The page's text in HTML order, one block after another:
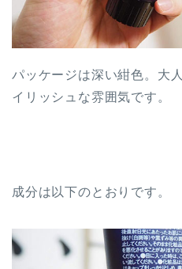
パッケージは深い紺色。大
イリッシュな雰囲気です。
成分は以下のとおりです。